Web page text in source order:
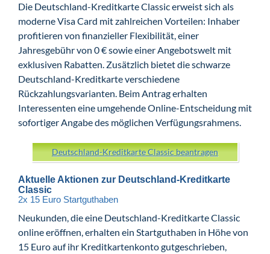
Die Deutschland-Kreditkarte Classic erweist sich als
moderne Visa Card mit zahlreichen Vorteilen: Inhaber
profitieren von finanzieller Flexibilität, einer
Jahresgebühr von 0 € sowie einer Angebotswelt mit
exklusiven Rabatten. Zusätzlich bietet die schwarze
Deutschland-Kreditkarte verschiedene
Rückzahlungsvarianten. Beim Antrag erhalten
Interessenten eine umgehende Online-Entscheidung mit
sofortiger Angabe des möglichen Verfügungsrahmens.
Deutschland-Kreditkarte Classic beantragen
Aktuelle Aktionen zur Deutschland-Kreditkarte
Classic
2x 15 Euro Startguthaben
Neukunden, die eine Deutschland-Kreditkarte Classic
online eröffnen, erhalten ein Startguthaben in Höhe von
15 Euro auf ihr Kreditkartenkonto gutgeschrieben,